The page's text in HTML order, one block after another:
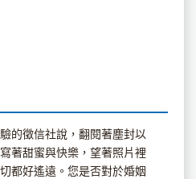
的徵信社說，翻閱著塵封以
著甜蜜與快樂，望著照片裡
都好遙遠。您是否對於婚姻